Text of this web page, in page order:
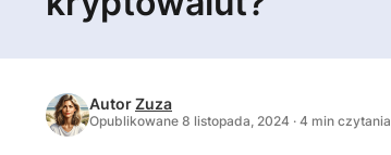
AutorZuza
Opublikowane 8 listopada, 2024 · 4 min czytania